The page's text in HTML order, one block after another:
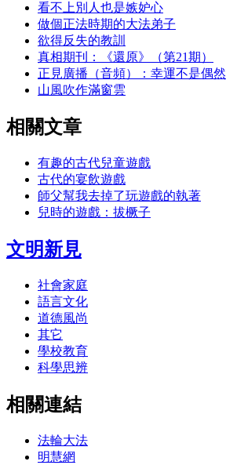
看不上別人也是嫉妒心
做個正法時期的大法弟子
欲得反失的教訓
真相期刊：《還原》（第21期）
正見廣播（音頻）：幸運不是偶然
山風吹作滿窗雲
相關文章
有趣的古代兒童遊戲
古代的宴飲遊戲
師父幫我去掉了玩遊戲的執著
兒時的遊戲：拔橛子
文明新見
社會家庭
語言文化
道德風尚
其它
學校教育
科學思辨
相關連結
法輪大法
明慧網